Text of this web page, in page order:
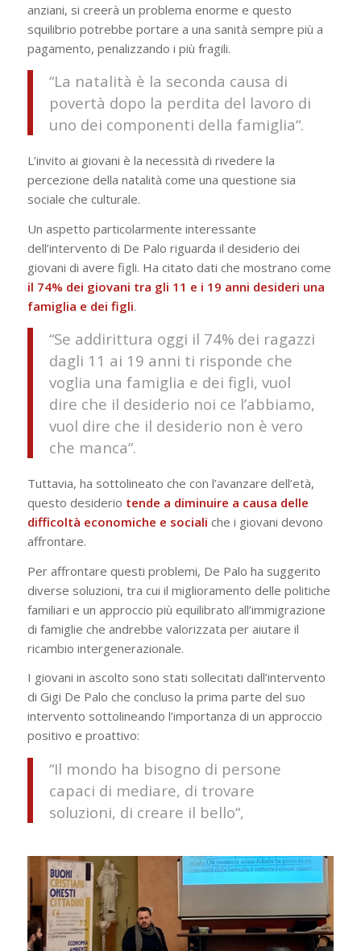
anziani, si creerà un problema enorme e questo
squilibrio potrebbe portare a una sanità sempre più a
pagamento, penalizzando i più fragili.
“La natalità è la seconda causa di
povertà dopo la perdita del lavoro di
uno dei componenti della famiglia“.
L’invito ai giovani è la necessità di rivedere la
percezione della natalità come una questione sia
sociale che culturale.
Un aspetto particolarmente interessante
dell’intervento di De Palo riguarda il desiderio dei
giovani di avere figli. Ha citato dati che mostrano come
il 74% dei giovani tra gli 11 e i 19 anni desideri una
famiglia e dei figli.
“Se addirittura oggi il 74% dei ragazzi
dagli 11 ai 19 anni ti risponde che
voglia una famiglia e dei figli, vuol
dire che il desiderio noi ce l’abbiamo,
vuol dire che il desiderio non è vero
che manca“.
Tuttavia, ha sottolineato che con l’avanzare dell’età,
questo desiderio tende a diminuire a causa delle
difficoltà economiche e sociali che i giovani devono
affrontare.
Per affrontare questi problemi, De Palo ha suggerito
diverse soluzioni, tra cui il miglioramento delle politiche
familiari e un approccio più equilibrato all’immigrazione
di famiglie che andrebbe valorizzata per aiutare il
ricambio intergenerazionale.
I giovani in ascolto sono stati sollecitati dall’intervento
di Gigi De Palo che concluso la prima parte del suo
intervento sottolineando l’importanza di un approccio
positivo e proattivo:
“Il mondo ha bisogno di persone
capaci di mediare, di trovare
soluzioni, di creare il bello“,